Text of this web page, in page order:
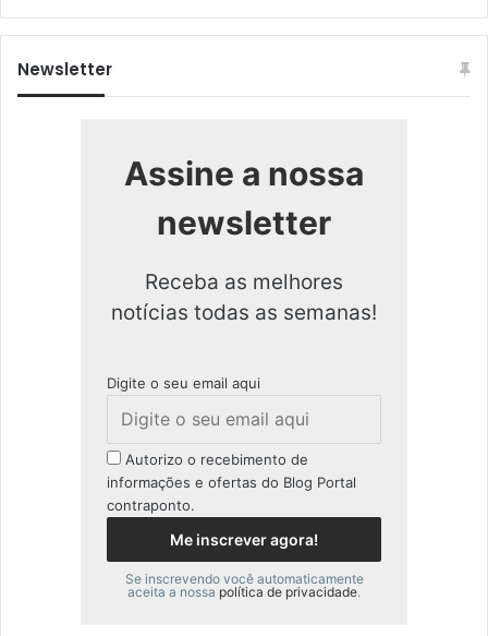
Newsletter
Assine a nossa
newsletter
Receba as melhores
notícias todas as semanas!
Digite o seu email aqui
Autorizo o recebimento de
informações e ofertas do Blog Portal
contraponto.
Se inscrevendo você automaticamente
aceita a nossa política de privacidade.